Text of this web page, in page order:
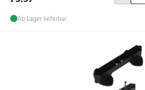
Ab Lager lieferbar